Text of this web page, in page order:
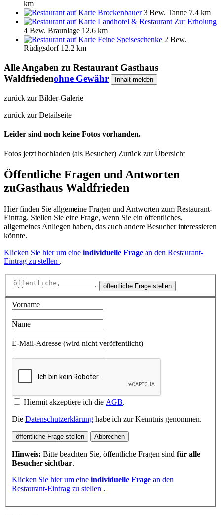
km
Brockenbauer 3 Bew. Tanne 7.4 km
Landhotel & Restaurant Zur Erholung
4 Bew. Braunlage 12.6 km
Feine Speiseschenke 2 Bew.
Rüdigsdorf 12.2 km
Alle Angaben zu Restaurant Gasthaus
Waldfriedenohne Gewähr Inhalt melden
zurück zur Bilder-Galerie
zurück zur Detailseite
Leider sind noch keine Fotos vorhanden.
Fotos jetzt hochladen (als Besucher) Zurück zur Übersicht
Öffentliche Fragen und Antworten
zuGasthaus Waldfrieden
Hier finden Sie allgemeine Fragen und Antworten zum Restaurant-
Eintrag. Stellen Sie eine Frage, wenn Sie ein öffentliches,
allgemeines Anliegen haben, das auch andere Besucher interessieren
könnte.
Klicken Sie hier um eine individuelle Frage an den Restaurant-
Eintrag zu stellen .
öffentliche Frage stellen
Vorname
Name
E-Mail-Adresse (wird nicht veröffentlicht)
Hiermit akzeptiere ich die AGB.
Die Datenschutzerklärung habe ich zur Kenntnis genommen.
öffentliche Frage stellen Abbrechen
Hinweis: Bitte beachten Sie, öffentliche Fragen sind für alle
Besucher sichtbar.
Klicken Sie hier um eine individuelle Frage an den
Restaurant-Eintrag zu stellen .